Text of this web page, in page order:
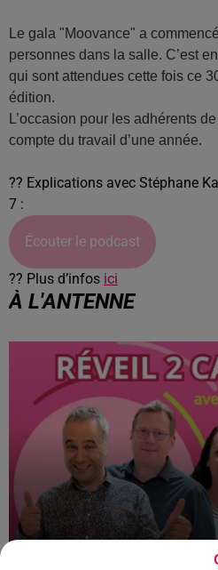
Le gala "Moovance" a
personnes dans la salle. C’est
qui sont attendues cette fois ce
édition.
L’occasion pour les adhérents
compte du travail d’une année.
?? Explications avec Stéphane
7 :
Écouter le podcast
?? Plus d’infos ici
À L'ANTENNE